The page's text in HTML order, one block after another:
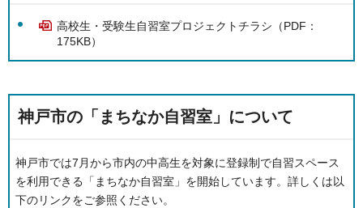
高校生・受験生自習室プロジェクトチラシ（PDF：
175KB）
神戸市の「まちなか自習室」について
神戸市では7月から市内の中高生を対象に登録制で自習スペース
を利用できる「まちなか自習室」を開始しています。詳しくは以
下のリンクをご参照ください。